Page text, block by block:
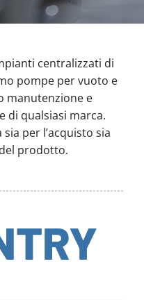
centralizzati di
pompe per vuoto e
manutenzione e
di qualsiasi marca.
per l’acquisto sia
prodotto.